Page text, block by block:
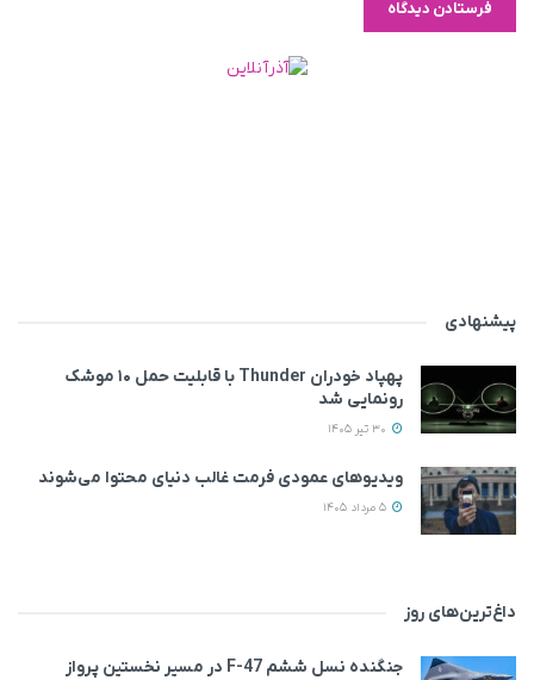
پیشنهادی
پهپاد خودران Thunder با قابلیت حمل ۱۰ موشک
رونمایی شد
ویدیوهای عمودی فرمت غالب دنیای محتوا می‌شوند
داغ‌ترین‌های روز
جنگنده نسل ششم F-47 در مسیر نخستین پرواز